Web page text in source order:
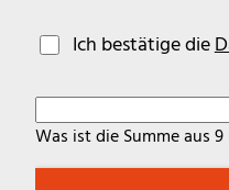
Ich bestätige die
Was ist die Summe aus 9